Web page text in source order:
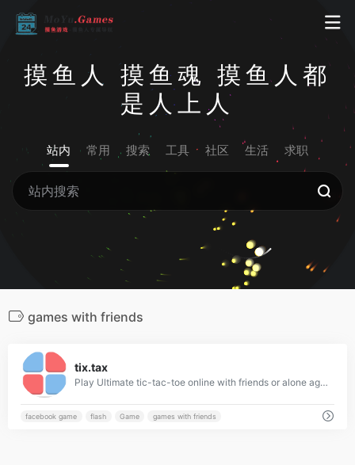
摸鱼人 摸鱼魂 摸鱼人都
是人上人
站内 常用 搜索 工具 社区 生活 求职
games with friends
tix.tax
Play Ultimate tic-tac-toe online with friends or alone against a bot. We've got notifications, facebook integration and other stuff, so that's nice.
facebook game flash Game games with friends